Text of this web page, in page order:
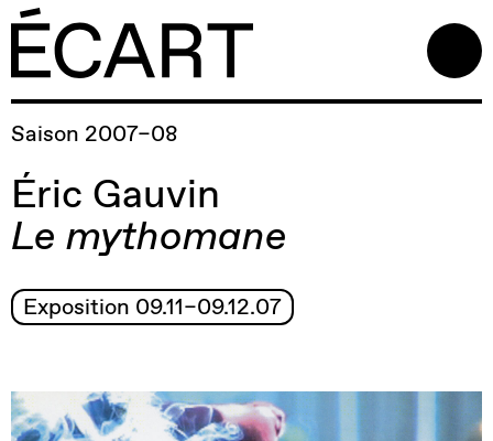
Saison 2007–08
Éric Gauvin
Le mythomane
Exposition 09.11–09.12.07